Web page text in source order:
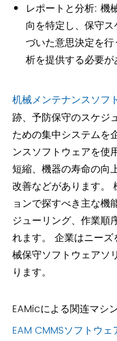
レポートと分析: 機
向を特定し、保守
づいた意思決定を
析を提供する必要が
机械メンテナンスソフ
跡、予防保守のスケジ
ための集中システムを
ンスソフトウェアを使
短縮、機器の寿命の向
改善などがあります。
ョンで探すべき主な機
ジューリング、作業順
れます。 企業はニー
械保守ソフトウェアソ
ります。
EAMicによる関连マシ
EAM CMMSソフトウェ